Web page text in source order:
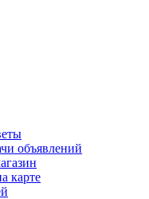
объявлений
карте